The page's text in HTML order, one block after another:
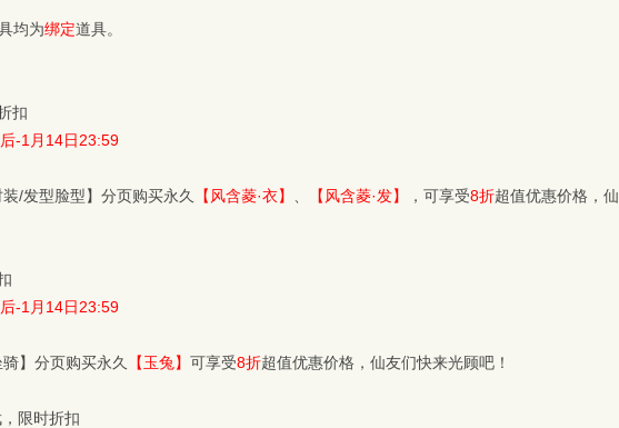
均为绑定道具。
扣
-1月14日23:59
/发型脸型】分页购买永久
【风含菱·衣】 【风含菱·发】 ，可享受8折超值优惠价格，仙
-1月14日23:59
】分页购买永久
【玉兔】 可享受8折超值优惠价格，仙友们快来光顾吧！
限时折扣